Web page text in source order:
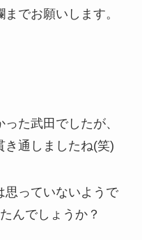
でお願いします。
た武田でしたが、
き通しましたね(笑)
思っていないようで
んでしょうか？